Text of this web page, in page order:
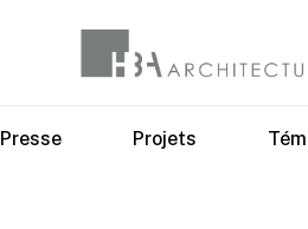
Presse Projets